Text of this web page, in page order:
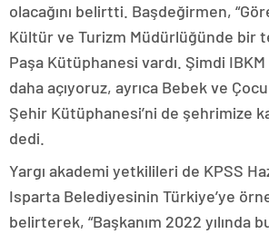
olacağını belirtti. Başdeğirmen,
Kültür ve Turizm Müdürlüğünde bir
Paşa Kütüphanesi vardı. Şimdi
daha açıyoruz, ayrıca Bebek ve
Şehir Kütüphanesi’ni de şehrimize
dedi.
Yargı akademi yetkilileri de KPSS
Isparta Belediyesinin Türkiye’ye
belirterek, “Başkanım 2022 yılında